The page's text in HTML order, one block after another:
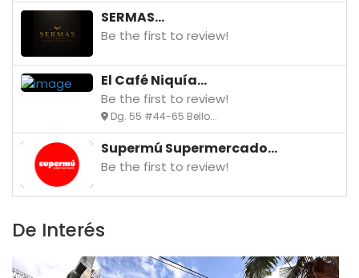
SERMAS...
Be the first to review!
El Café Niquía...
Be the first to review!
Dg. 55 #44-65 Bello...
Supermú Supermercado...
Be the first to review!
De Interés